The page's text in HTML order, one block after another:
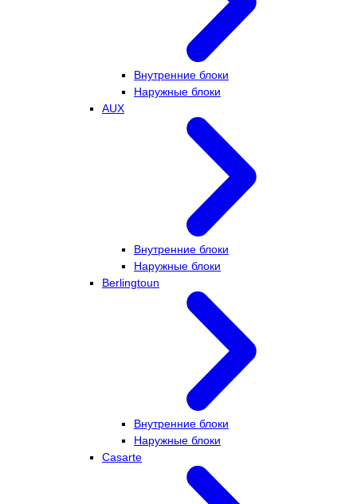
Внутренние блоки
Наружные блоки
AUX
Внутренние блоки
Наружные блоки
Berlingtoun
Внутренние блоки
Наружные блоки
Casarte